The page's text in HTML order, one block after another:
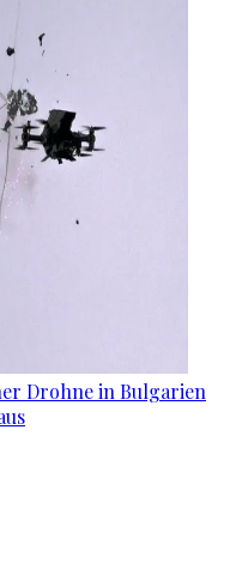
Drohne in Bulgarien